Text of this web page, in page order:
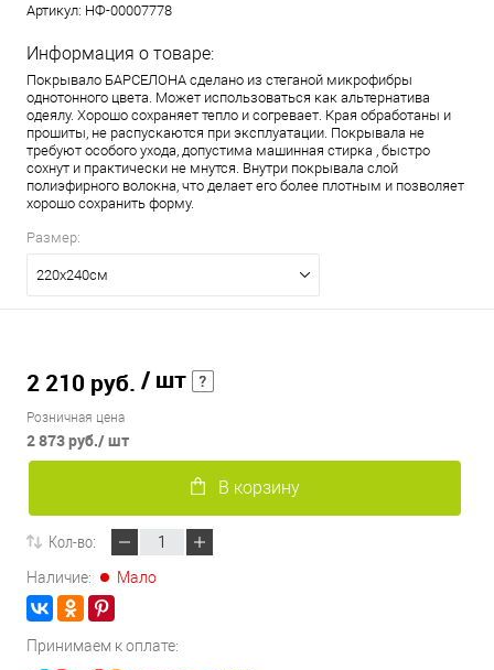
Артикул: НФ-00007778
Информация о товаре:
Покрывало БАРСЕЛОНА сделано из стеганой микрофибры
однотонного цвета. Может использоваться как альтернатива
одеялу. Хорошо сохраняет тепло и согревает. Края обработаны и
прошиты, не распускаются при эксплуатации. Покрывала не
требуют особого ухода, допустима машинная стирка , быстро
сохнут и практически не мнутся. Внутри покрывала слой
полиэфирного волокна, что делает его более плотным и позволяет
хорошо сохранить форму.
Размер:
220х240см
2 210 руб. / шт
Розничная цена
2 873 руб./ шт
В корзину
Кол-во:
Наличие: Мало
Принимаем к оплате: